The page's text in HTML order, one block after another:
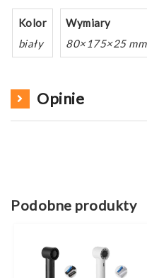
Kolor
biały
Wymiary
80×175×25 mm
Opinie
Podobne produkty